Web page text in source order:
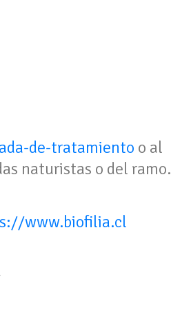
de-tratamiento o al
naturistas o del ramo.
www.biofilia.cl